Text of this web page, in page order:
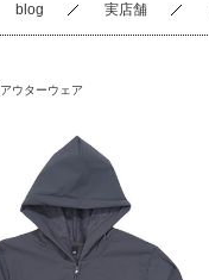
blog 実店舗
アウターウェア